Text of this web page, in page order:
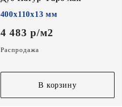
400х110х13 мм
4 483 р/м2
Распродажа
В корзину